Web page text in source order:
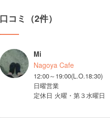
口コミ（2件）
Mi
Nagoya Cafe
12:00～19:00(L.O.18:30)
日曜営業
定休日 火曜・第３水曜日